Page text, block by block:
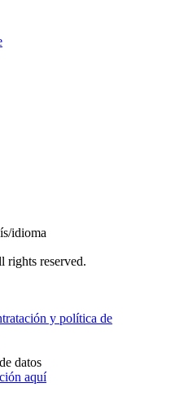
idioma
rights reserved.
y política de
datos
aquí